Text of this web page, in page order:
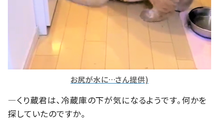
お尻が水に…さん提供)
―くり蔵君は、冷蔵庫の下が気になるようです。何かを
探していたのですか。